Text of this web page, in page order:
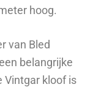
hoog.
van Bled
belangrijke
Vintgar kloof is